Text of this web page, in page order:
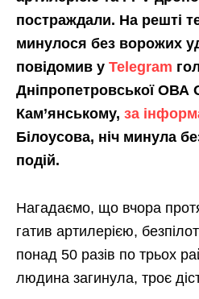
постраждали. На решті
минулося без ворожих
повідомив у Telegram
Дніпропетровської ОВА
Кам’янському, за
Білоусова, ніч минула
подій.
Нагадаємо, що вчора
гатив артилерією,
понад 50 разів по трьох
людина загинула, троє